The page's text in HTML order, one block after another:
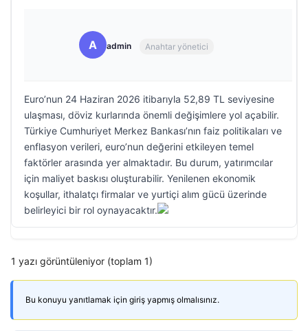
A admin Anahtar yönetici
Euro’nun 24 Haziran 2026 itibarıyla 52,89 TL seviyesine
ulaşması, döviz kurlarında önemli değişimlere yol açabilir.
Türkiye Cumhuriyet Merkez Bankası’nın faiz politikaları ve
enflasyon verileri, euro’nun değerini etkileyen temel
faktörler arasında yer almaktadır. Bu durum, yatırımcılar
için maliyet baskısı oluşturabilir. Yenilenen ekonomik
koşullar, ithalatçı firmalar ve yurtiçi alım gücü üzerinde
belirleyici bir rol oynayacaktır.
1 yazı görüntüleniyor (toplam 1)
Bu konuyu yanıtlamak için giriş yapmış olmalısınız.